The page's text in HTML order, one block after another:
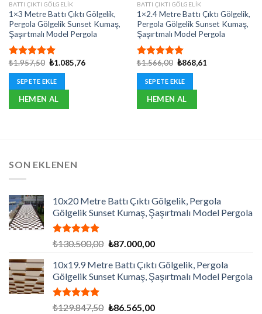
BATTI ÇIKTI GÖLGELIK
1×3 Metre Battı Çıktı Gölgelik,
Pergola Gölgelik Sunset Kumaş,
Şaşırtmalı Model Pergola
5 üzerinden
5.00oy
aldı
₺1.957,50 Orijinal
₺1.957,50.
₺1.085,76Şu
SEPETE EKLE
HEMEN AL
BATTI ÇIKTI GÖLGELIK
1×2.4 Metre Battı Çıktı Gölgelik,
Pergola Gölgelik Sunset Kumaş,
Şaşırtmalı Model Pergola
5 üzerinden
5.00oy
aldı
₺1.566,00 Orijinal
₺1.566,00.
₺868,61
SEPETE EKLE
HEMEN AL
SON EKLENEN
10x20 Metre Battı Çıktı Gölgelik, Pergola
Gölgelik Sunset Kumaş, Şaşırtmalı Model Pergola
5 üzerinden
aldı
₺130.500,00 Orijinal
₺130.500,00.
₺87.000,00Şu
fiyat:
₺87.000,00.
10x19.9 Metre Battı Çıktı Gölgelik, Pergola
Gölgelik Sunset Kumaş, Şaşırtmalı Model Pergola
5 üzerinden
₺129.847,50 Orijinal
₺86.565,00Şu